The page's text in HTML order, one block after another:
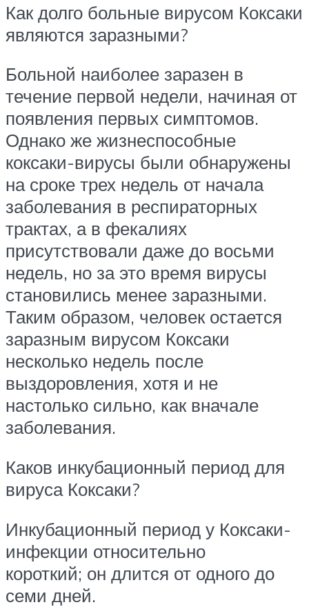
Как долго больные вирусом Коксаки
являются заразными?
Больной наиболее заразен в
течение первой недели, начиная от
появления первых симптомов.
Однако же жизнеспособные
коксаки-вирусы были обнаружены
на сроке трех недель от начала
заболевания в респираторных
трактах, а в фекалиях
присутствовали даже до восьми
недель, но за это время вирусы
становились менее заразными.
Таким образом, человек остается
заразным вирусом Коксаки
несколько недель после
выздоровления, хотя и не
настолько сильно, как вначале
заболевания.
Каков инкубационный период для
вируса Коксаки?
Инкубационный период у Коксаки-
инфекции относительно
короткий; он длится от одного до
семи дней.